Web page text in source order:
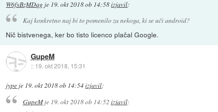
W6fxBzMDqg je 19. okt 2018 ob 14:58izjavil:
Kaj konkretno naj bi to pomenilo za nekoga, ki se uči android?
Nič bistvenega, ker bo tisto licenco plačal Google.
GupeM
:: 19. okt 2018, 15:31
jype je 19. okt 2018 ob 14:54izjavil:
GupeMje 19. okt 2018 ob 14:52 izjavil: